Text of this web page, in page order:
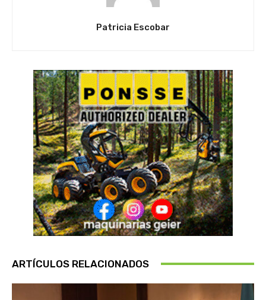
Patricia Escobar
ARTÍCULOS RELACIONADOS